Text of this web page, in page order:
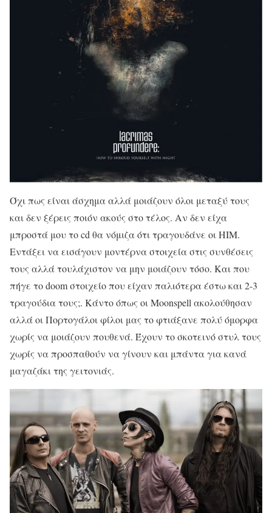
Όχι πως είναι άσχημα αλλά μοιάζουν όλοι μεταξύ τους
και δεν ξέρεις ποιόν ακούς στο τέλος. Αν δεν είχα
μπροστά μου το cd θα νόμιζα ότι τραγουδάνε οι HIM.
Εντάξει να εισάγουν μοντέρνα στοιχεία στις συνθέσεις
τους αλλά τουλάχιστον να μην μοιάζουν τόσο. Και που
πήγε το doom στοιχείο που είχαν παλιότερα έστω και 2-3
τραγούδια τους;. Κάντο όπως οι Moonspell ακολούθησαν
αλλά οι Πορτογάλοι φίλοι μας το φτιάξανε πολύ όμορφα
χωρίς να μοιάζουν πουθενά. Έχουν το σκοτεινό στυλ τους
χωρίς να προσπαθούν να γίνουν και μπάντα για κανά
μαγαζάκι της γειτονιάς.